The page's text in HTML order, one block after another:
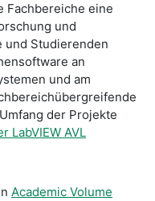
Fachbereiche eine
und
und Studierenden
an
und am
der Projekte
LabVIEW AVL
Academic Volume